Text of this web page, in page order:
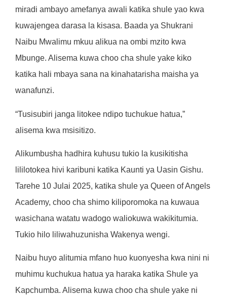
miradi ambayo amefanya awali katika shule yao kwa
kuwajengea darasa la kisasa. Baada ya Shukrani
Naibu Mwalimu mkuu alikua na ombi mzito kwa
Mbunge. Alisema kuwa choo cha shule yake kiko
katika hali mbaya sana na kinahatarisha maisha ya
wanafunzi.
“Tusisubiri janga litokee ndipo tuchukue hatua,”
alisema kwa msisitizo.
Alikumbusha hadhira kuhusu tukio la kusikitisha
lililotokea hivi karibuni katika Kaunti ya Uasin Gishu.
Tarehe 10 Julai 2025, katika shule ya Queen of Angels
Academy, choo cha shimo kiliporomoka na kuwaua
wasichana watatu wadogo waliokuwa wakikitumia.
Tukio hilo liliwahuzunisha Wakenya wengi.
Naibu huyo alitumia mfano huo kuonyesha kwa nini ni
muhimu kuchukua hatua ya haraka katika Shule ya
Kapchumba. Alisema kuwa choo cha shule yake ni